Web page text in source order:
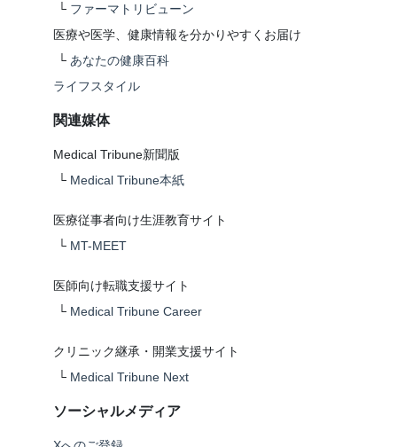
└ ファーマトリビューン
医療や医学、健康情報を分かりやすくお届け
└ あなたの健康百科
ライフスタイル
関連媒体
Medical Tribune新聞版
└ Medical Tribune本紙
医療従事者向け生涯教育サイト
└ MT-MEET
医師向け転職支援サイト
└ Medical Tribune Career
クリニック継承・開業支援サイト
└ Medical Tribune Next
ソーシャルメディア